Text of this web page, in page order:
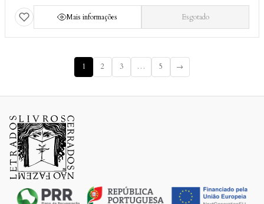
Mais informações Esgotado
1 2 3 … 5 →